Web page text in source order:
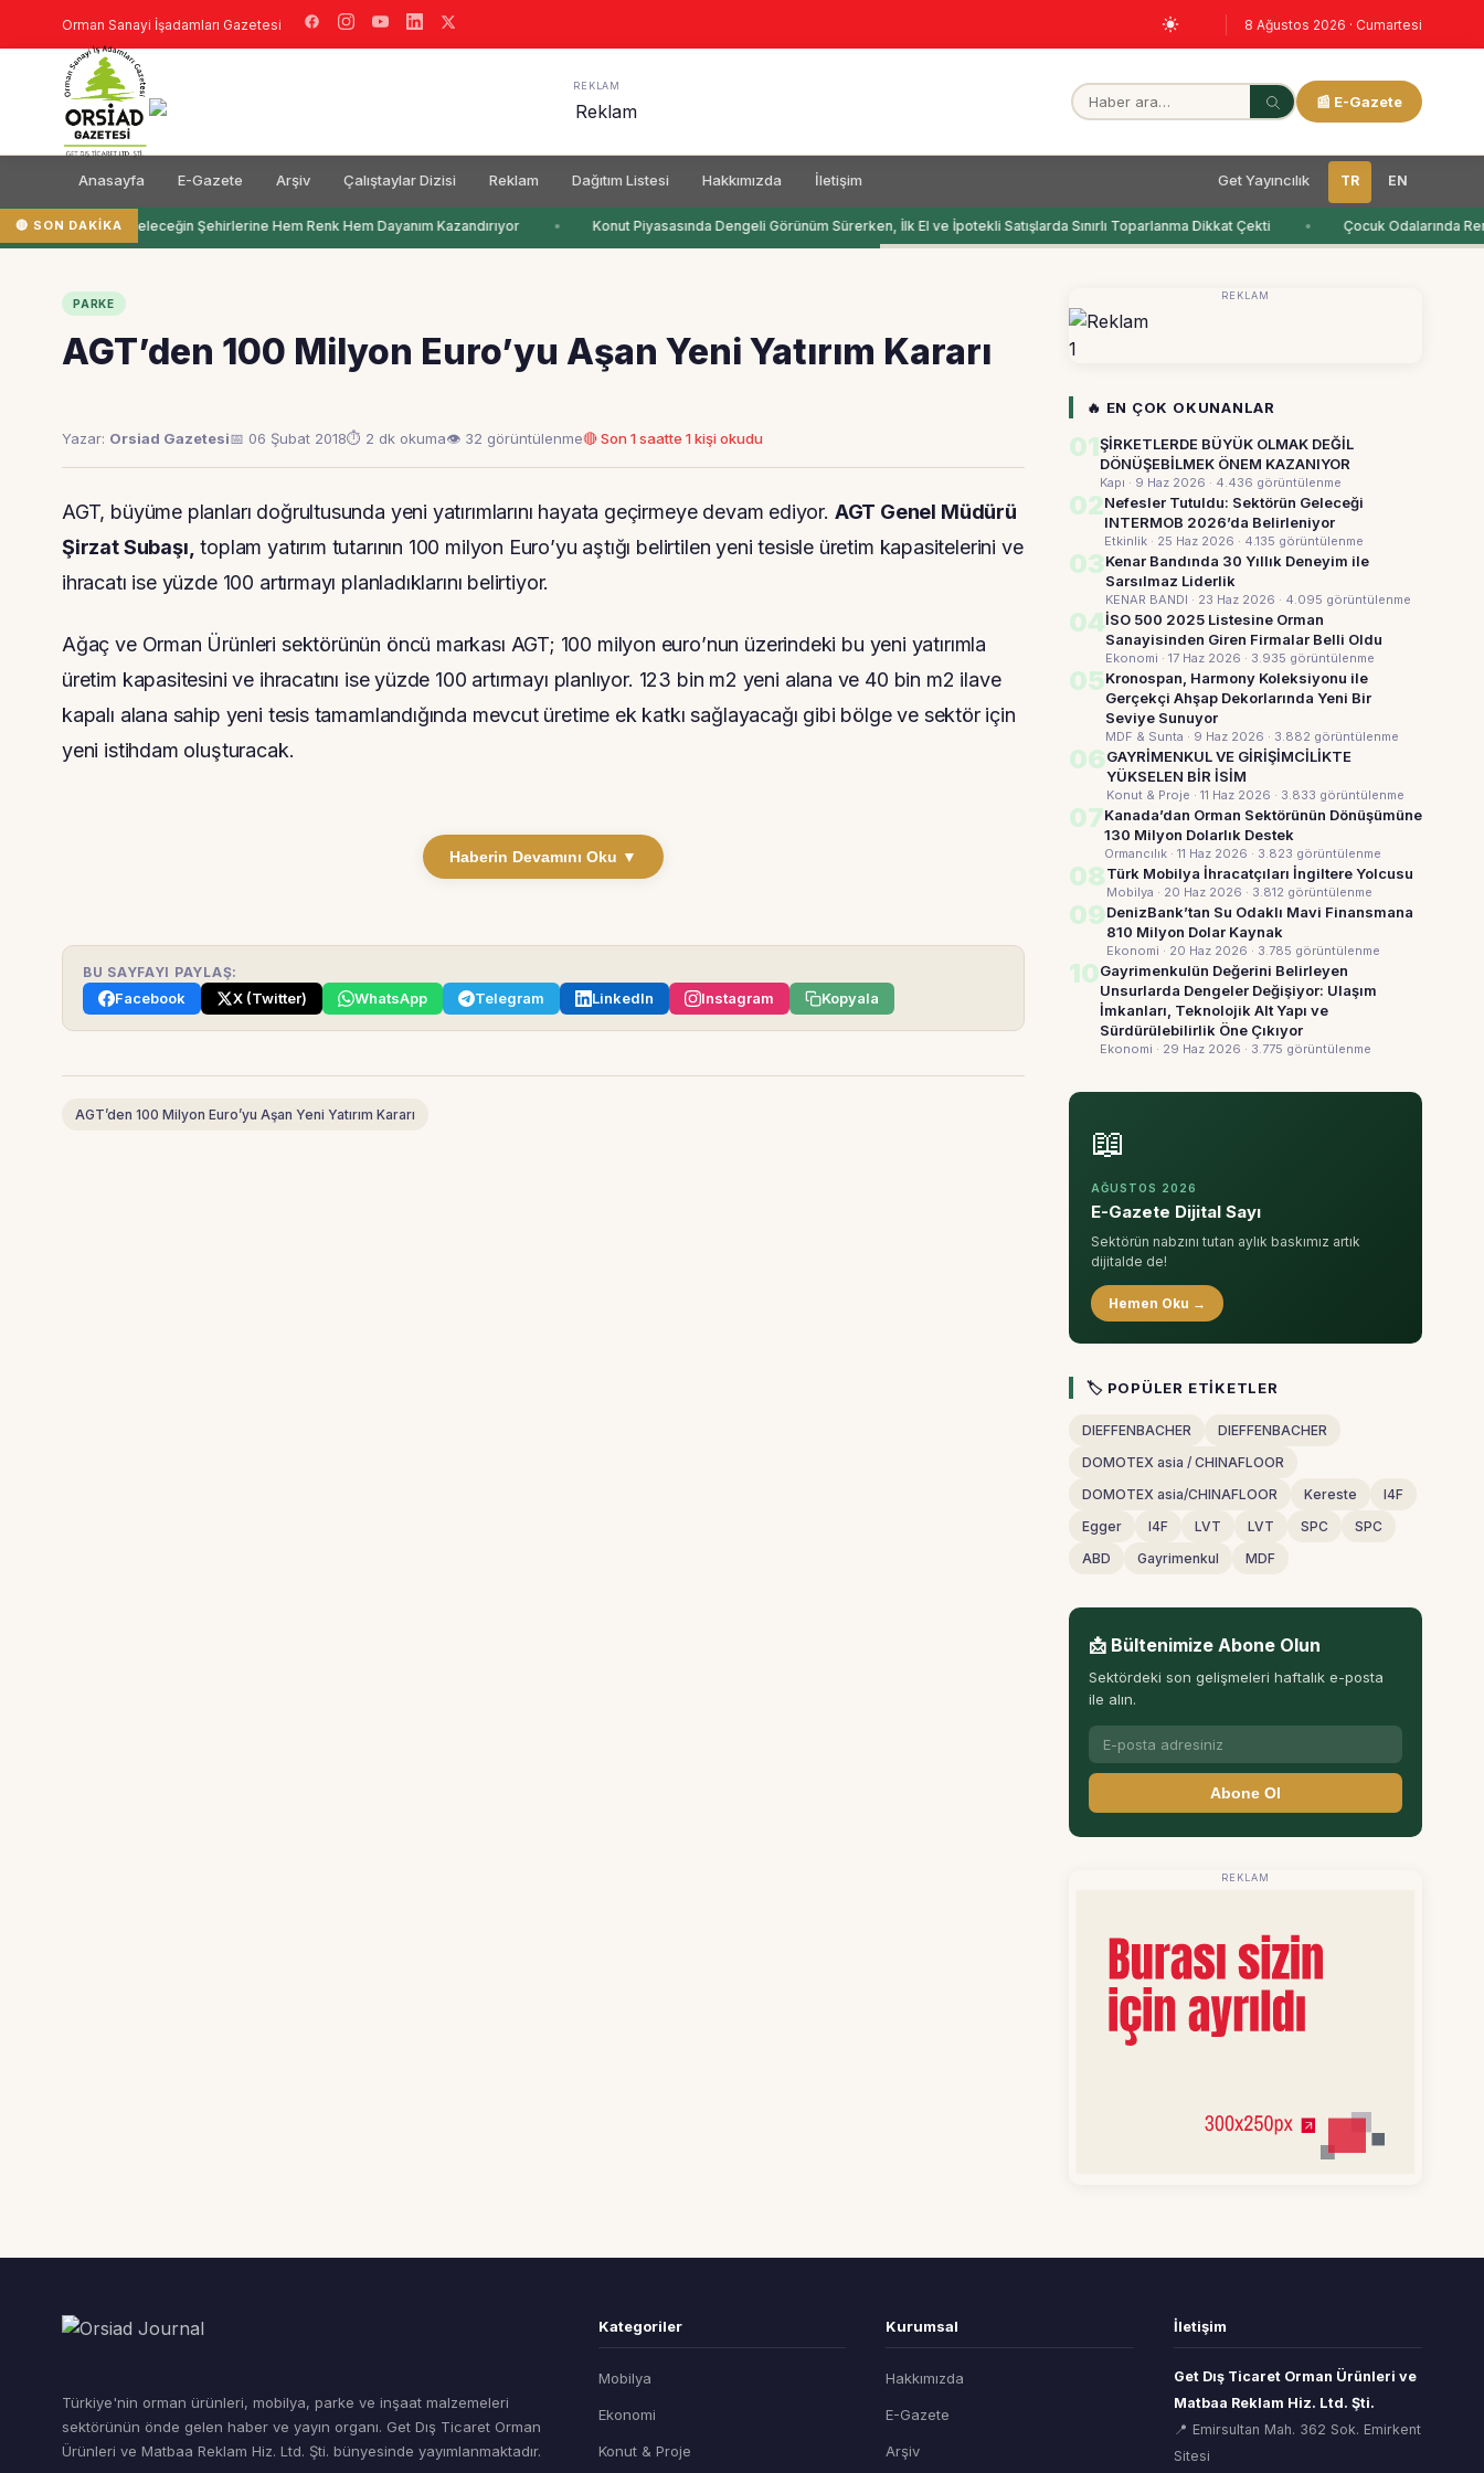
Orman Sanayi İşadamları Gazetesi 8 Ağustos 2026 · Cumartesi
REKLAM
📰 E-Gazete
Anasayfa E-Gazete Arşiv Çalıştaylar Dizisi Reklam Dağıtım Listesi Hakkımızda İletişim Get Yayıncılık TR EN
🔴 SON DAKIKA
Filli Boya Geleceğin Şehirlerine Hem Renk Hem Dayanım Kazandırıyor Konut Piyasasında Dengeli Görünüm Sürerken, İlk El ve İpotekli Satışlarda Sınırlı Toparlanma Dikkat Çekti Çocuk Odalarında
PARKE
​AGT’den 100 Milyon Euro’yu Aşan Yeni Yatırım Kararı
Yazar: Orsiad Gazetesi📅 06 Şubat 2018⏱ 2 dk okuma👁 32 görüntülenme🔴 Son 1 saatte 1 kişi okudu
AGT, büyüme planları doğrultusunda yeni yatırımlarını hayata geçirmeye devam ediyor. AGT Genel Müdürü
Şirzat Subaşı, toplam yatırım tutarının 100 milyon Euro’yu aştığı belirtilen yeni tesisle üretim kapasitelerini ve
ihracatı ise yüzde 100 artırmayı planladıklarını belirtiyor.
Ağaç ve Orman Ürünleri sektörünün öncü markası AGT; 100 milyon euro’nun üzerindeki bu yeni yatırımla
üretim kapasitesini ve ihracatını ise yüzde 100 artırmayı planlıyor. 123 bin m2 yeni alana ve 40 bin m2 ilave
kapalı alana sahip yeni tesis tamamlandığında mevcut üretime ek katkı sağlayacağı gibi bölge ve sektör için
yeni istihdam oluşturacak.
Haberin Devamını Oku ▼
BU SAYFAYI PAYLAŞ:
Facebook X (Twitter) WhatsApp Telegram LinkedIn Instagram Kopyala
AGT’den 100 Milyon Euro’yu Aşan Yeni Yatırım Kararı
REKLAM
1
🔥 EN ÇOK OKUNANLAR
01ŞİRKETLERDE BÜYÜK OLMAK DEĞİL
DÖNÜŞEBİLMEK ÖNEM KAZANIYOR
Kapı · 9 Haz 2026 · 4.436 görüntülenme
02Nefesler Tutuldu: Sektörün Geleceği
INTERMOB 2026’da Belirleniyor
Etkinlik · 25 Haz 2026 · 4.135 görüntülenme
03Kenar Bandında 30 Yıllık Deneyim ile
Sarsılmaz Liderlik
KENAR BANDI · 23 Haz 2026 · 4.095 görüntülenme
04İSO 500 2025 Listesine Orman
Sanayisinden Giren Firmalar Belli Oldu
Ekonomi · 17 Haz 2026 · 3.935 görüntülenme
05Kronospan, Harmony Koleksiyonu ile
Gerçekçi Ahşap Dekorlarında Yeni Bir
Seviye Sunuyor
MDF & Sunta · 9 Haz 2026 · 3.882 görüntülenme
06GAYRİMENKUL VE GİRİŞİMCİLİKTE
YÜKSELEN BİR İSİM
Konut & Proje · 11 Haz 2026 · 3.833 görüntülenme
07Kanada’dan Orman Sektörünün Dönüşümüne
130 Milyon Dolarlık Destek
Ormancılık · 11 Haz 2026 · 3.823 görüntülenme
08Türk Mobilya İhracatçıları İngiltere Yolcusu
Mobilya · 20 Haz 2026 · 3.812 görüntülenme
09DenizBank’tan Su Odaklı Mavi Finansmana
810 Milyon Dolar Kaynak
Ekonomi · 20 Haz 2026 · 3.785 görüntülenme
10Gayrimenkulün Değerini Belirleyen
Unsurlarda Dengeler Değişiyor: Ulaşım
İmkanları, Teknolojik Alt Yapı ve
Sürdürülebilirlik Öne Çıkıyor
Ekonomi · 29 Haz 2026 · 3.775 görüntülenme
📖
AĞUSTOS 2026
E-Gazete Dijital Sayı
Sektörün nabzını tutan aylık baskımız artık
dijitalde de!
Hemen Oku →
🏷 POPÜLER ETIKETLER
DIEFFENBACHER
DIEFFENBACHER
DOMOTEX asia / CHINAFLOOR
DOMOTEX asia/CHINAFLOOR
Kereste
I4F
Egger
I4F LVT LVT SPC
SPC
ABD
Gayrimenkul MDF
📩 Bültenimize Abone Olun
Sektördeki son gelişmeleri haftalık e-posta
ile alın.
Abone Ol
REKLAM
Türkiye'nin orman ürünleri, mobilya, parke ve inşaat malzemeleri
sektörünün önde gelen haber ve yayın organı. Get Dış Ticaret Orman
Ürünleri ve Matbaa Reklam Hiz. Ltd. Şti. bünyesinde yayımlanmaktadır.
Kategoriler
Mobilya
Ekonomi
Konut & Proje
Kurumsal
Hakkımızda
E-Gazete
Arşiv
İletişim
Get Dış Ticaret Orman Ürünleri ve
Matbaa Reklam Hiz. Ltd. Şti.
📍 Emirsultan Mah. 362 Sok. Emirkent
Sitesi